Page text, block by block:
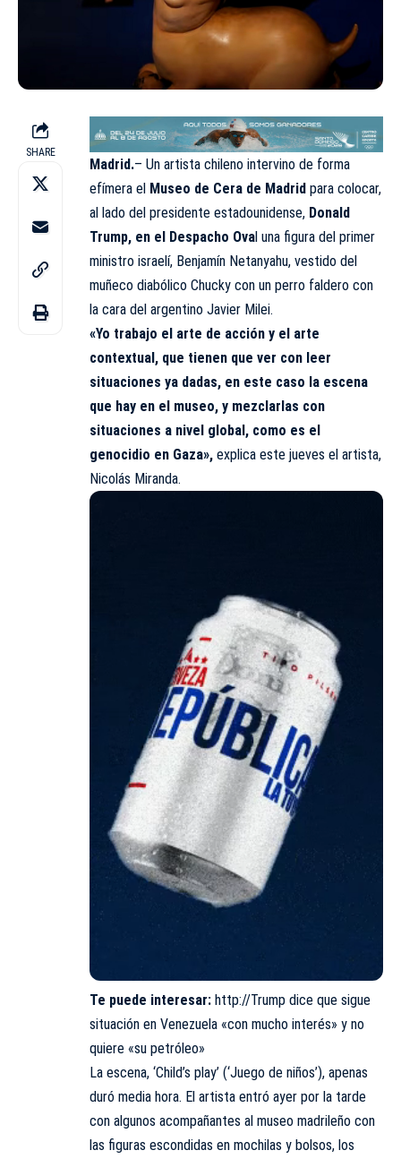
SHARE
Madrid.– Un artista chileno intervino de forma
efímera el Museo de Cera de Madrid para colocar,
al lado del presidente estadounidense, Donald
Trump, en el Despacho Ova l una figura del primer
ministro israelí, Benjamín Netanyahu, vestido del
muñeco diabólico Chucky con un perro faldero con
la cara del argentino Javier Milei.
«Yo trabajo el arte de acción y el arte
contextual, que tienen que ver con leer
situaciones ya dadas, en este caso la escena
que hay en el museo, y mezclarlas con
situaciones a nivel global, como es el
genocidio en Gaza», explica este jueves el artista,
Nicolás Miranda.
Te puede interesar: http://Trump dice que sigue
situación en Venezuela «con mucho interés» y no
quiere «su petróleo»
La escena, ‘Child’s play’ (‘Juego de niños’), apenas
duró media hora. El artista entró ayer por la tarde
con algunos acompañantes al museo madrileño con
las figuras escondidas en mochilas y bolsos, los